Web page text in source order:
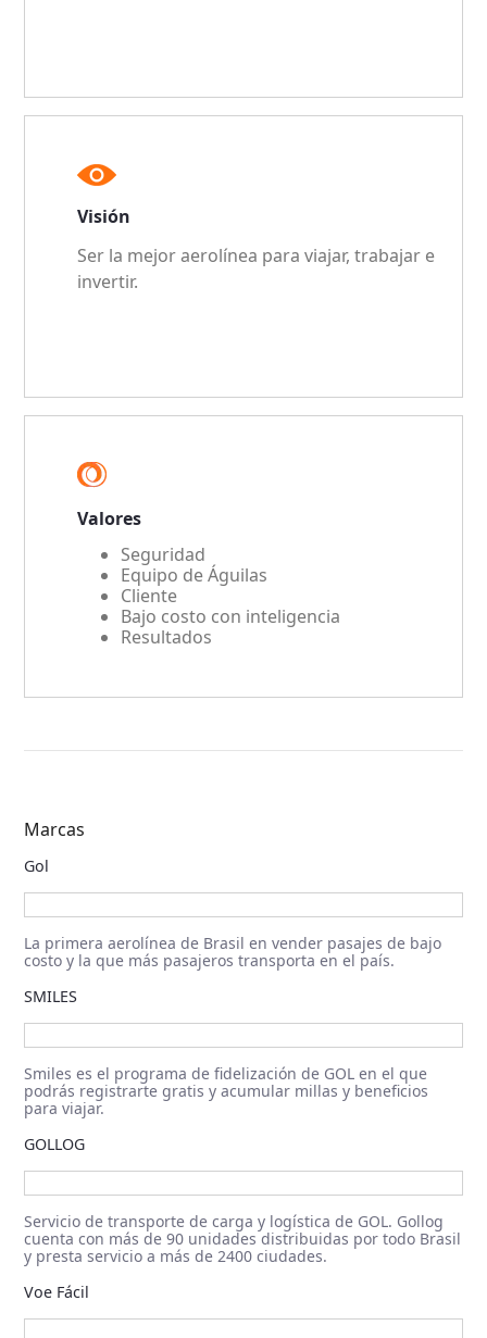
Visión
Ser la mejor aerolínea para viajar, trabajar e
invertir.
Valores
Seguridad
Equipo de Águilas
Cliente
Bajo costo con inteligencia
Resultados
Marcas
Gol
La primera aerolínea de Brasil en vender pasajes de bajo
costo y la que más pasajeros transporta en el país.
SMILES
Smiles es el programa de fidelización de GOL en el que
podrás registrarte gratis y acumular millas y beneficios
para viajar.
GOLLOG
Servicio de transporte de carga y logística de GOL. Gollog
cuenta con más de 90 unidades distribuidas por todo Brasil
y presta servicio a más de 2400 ciudades.
Voe Fácil